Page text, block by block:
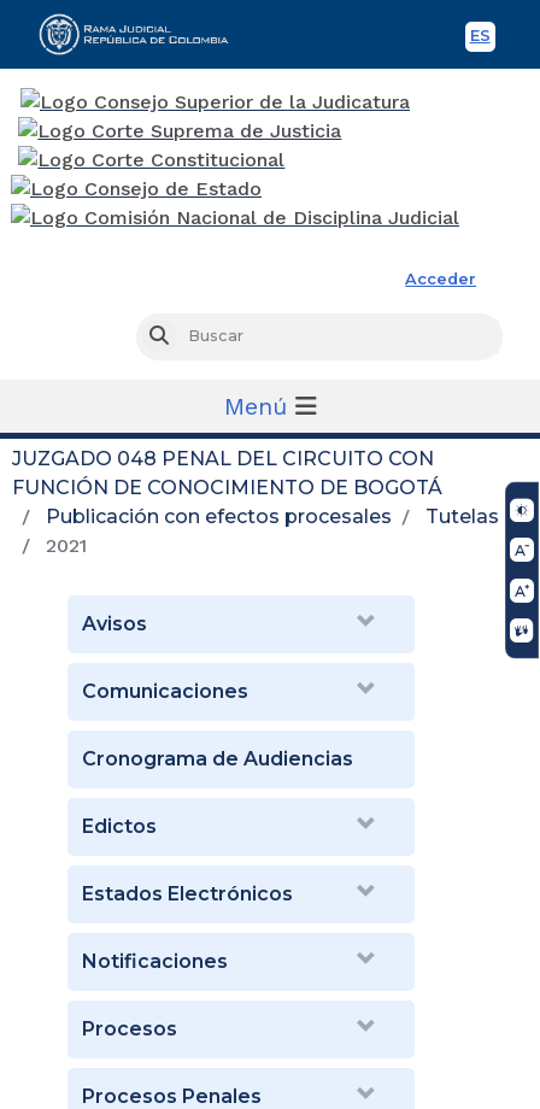
ES
Acceder
Buscar
Menú
JUZGADO 048 PENAL DEL CIRCUITO CON
FUNCIÓN DE CONOCIMIENTO DE BOGOTÁ
Publicación con efectos procesales
Tutelas
2021
Avisos
Comunicaciones
Cronograma de Audiencias
Edictos
Estados Electrónicos
Notificaciones
Procesos
Procesos Penales